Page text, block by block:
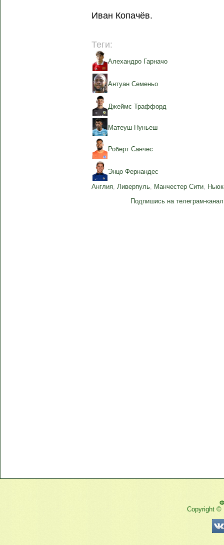
Иван Копачёв.
Теги:
Алехандро Гарначо
Антуан Семеньо
Джеймс Траффорд
Матеуш Нуньеш
Роберт Санчес
Энцо Фернандес
Англия,Ливерпуль, Манчестер Сити,
Подпишись на телеграм-
Copyright ©